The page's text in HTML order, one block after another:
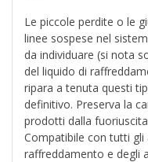
Le piccole perdite o le
linee sospese nel
da individuare (si nota
del liquido di
ripara a tenuta questi
definitivo. Preserva la
prodotti dalla
Compatibile con tutti gli
raffreddamento e degli